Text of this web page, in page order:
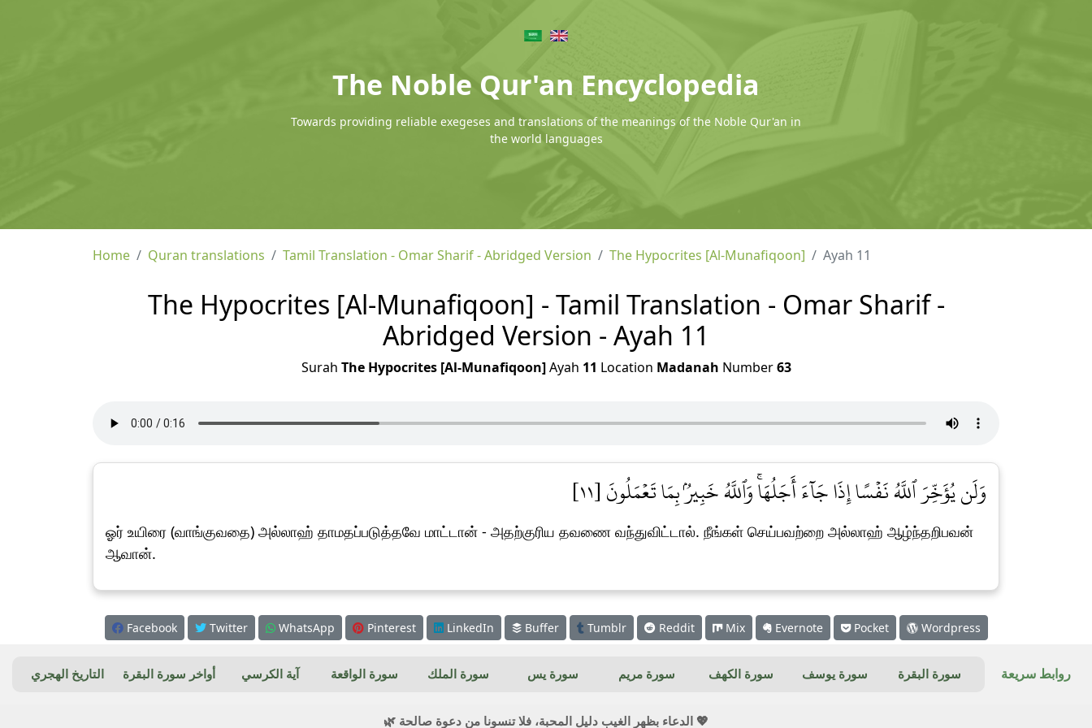
The Noble Qur'an Encyclopedia
Towards providing reliable exegeses and translations of the meanings of the Noble Qur'an in
the world languages
Home Quran translations Tamil Translation - Omar Sharif - Abridged Version The Hypocrites [Al-Munafiqoon] Ayah 11
The Hypocrites [Al-Munafiqoon] - Tamil Translation - Omar Sharif -
Abridged Version - Ayah 11
Surah The Hypocrites [Al-Munafiqoon]Ayah 11 Location Madanah Number63
وَلَن يُؤَخِّرَ ٱللَّهُ نَفۡسًا إِذَا جَآءَ أَجَلُهَاۚ وَٱللَّهُ خَبِيرُۢ بِمَا تَعۡمَلُونَ [١١]
ஓர் உயிரை (வாங்குவதை) அல்லாஹ் தாமதப்படுத்தவே மாட்டான் - அதற்குரிய தவணை வந்துவிட்டால். நீங்கள் செய்பவற்றை அல்லாஹ் ஆழ்ந்தறிபவன்
ஆவான்.
Facebook Twitter WhatsApp Pinterest LinkedIn Buffer Tumblr Reddit Mix Evernote Pocket Wordpress
روابط سريعة سورة البقرة سورة يوسف سورة الكهف سورة مريم سورة يس سورة الملك سورة الواقعة آية الكرسي أواخر سورة البقرة التاريخ الهجري
💖 الدعاء بظهر الغيب دليل المحبة، فلا تنسونا من دعوة صالحة 🌿